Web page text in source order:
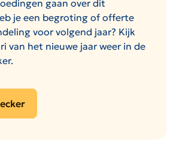
gaan over dit
je een begroting of offerte
voor volgend jaar? Kijk
van het nieuwe jaar weer in de